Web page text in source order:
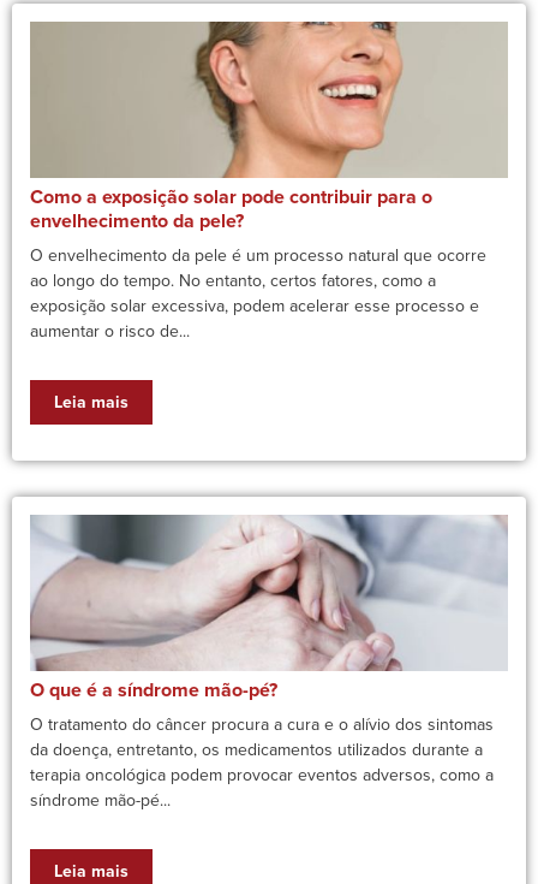
Como a exposição solar pode contribuir para o
envelhecimento da pele?
O envelhecimento da pele é um processo natural que ocorre
ao longo do tempo. No entanto, certos fatores, como a
exposição solar excessiva, podem acelerar esse processo e
aumentar o risco de...
Leia mais
O que é a síndrome mão-pé?
O tratamento do câncer procura a cura e o alívio dos sintomas
da doença, entretanto, os medicamentos utilizados durante a
terapia oncológica podem provocar eventos adversos, como a
síndrome mão-pé...
Leia mais